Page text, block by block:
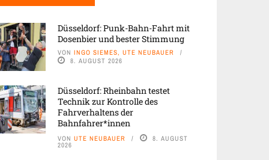
Düsseldorf: Punk-Bahn-Fahrt mit
Dosenbier und bester Stimmung
VON INGO SIEMES, UTE NEUBAUER
8. AUGUST 2026
Düsseldorf: Rheinbahn testet
Technik zur Kontrolle des
Fahrverhaltens der
Bahnfahrer*innen
VON UTE NEUBAUER 8. AUGUST
2026